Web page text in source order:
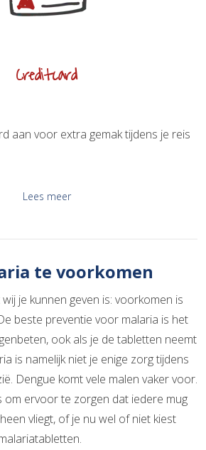
Creditcard
aan voor extra gemak tijdens je reis
Lees meer
te voorkomen
je kunnen geven is: voorkomen is
beste preventie voor malaria is het
ook als je de tabletten neemt
is namelijk niet je enige zorg tijdens
Dengue komt vele malen vaker voor.
om ervoor te zorgen dat iedere mug
vliegt, of je nu wel of niet kiest